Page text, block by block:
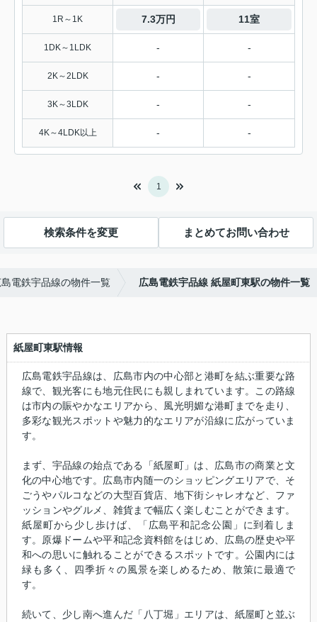
1R～1K 7.3万円 11室
1DK～1LDK - -
2K～2LDK - -
3K～3LDK - -
4K～4LDK以上 - -
1
検索条件を変更 まとめてお問い合わせ
電鉄宇品線の物件一覧 広島電鉄宇品線 紙屋町東駅の物件一覧
紙屋町東駅情報
広島電鉄宇品線は、広島市内の中心部と港町を結ぶ重要な路
線で、観光客にも地元住民にも親しまれています。この路線
は市内の賑やかなエリアから、風光明媚な港町までを走り、
多彩な観光スポットや魅力的なエリアが沿線に広がっていま
す。
まず、宇品線の始点である「紙屋町」は、広島市の商業と文
化の中心地です。広島市内随一のショッピングエリアで、そ
ごうやパルコなどの大型百貨店、地下街シャレオなど、ファ
ッションやグルメ、雑貨まで幅広く楽しむことができます。
紙屋町から少し歩けば、「広島平和記念公園」に到着しま
す。原爆ドームや平和記念資料館をはじめ、広島の歴史や平
和への思いに触れることができるスポットです。公園内には
緑も多く、四季折々の風景を楽しめるため、散策に最適で
す。
続いて、少し南へ進んだ「八丁堀」エリアは、紙屋町と並ぶ